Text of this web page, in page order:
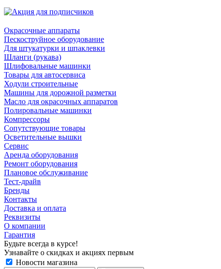
Окрасочные аппараты
Пескоструйное оборудование
Для штукатурки и шпаклевки
Шланги (рукава)
Шлифовальные машинки
Товары для автосервиса
Ходули строительные
Машины для дорожной разметки
Масло для окрасочных аппаратов
Полировальные машинки
Компрессоры
Сопутствующие товары
Осветительные вышки
Сервис
Аренда оборудования
Ремонт оборудования
Плановое обслуживание
Тест-драйв
Бренды
Контакты
Доставка и оплата
Реквизиты
О компании
Гарантия
Будьте всегда в курсе!
Узнавайте о скидках и акциях первым
Новости магазина